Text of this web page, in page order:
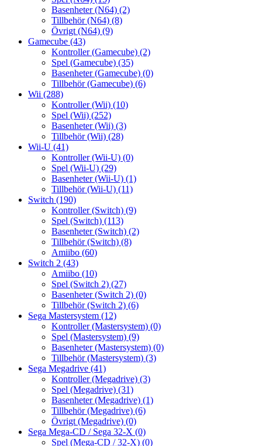
Basenheter (N64) (2)
Tillbehör (N64) (8)
Övrigt (N64) (9)
Gamecube (43)
Kontroller (Gamecube) (2)
Spel (Gamecube) (35)
Basenheter (Gamecube) (0)
Tillbehör (Gamecube) (6)
Wii (288)
Kontroller (Wii) (10)
Spel (Wii) (252)
Basenheter (Wii) (3)
Tillbehör (Wii) (28)
Wii-U (41)
Kontroller (Wii-U) (0)
Spel (Wii-U) (29)
Basenheter (Wii-U) (1)
Tillbehör (Wii-U) (11)
Switch (190)
Kontroller (Switch) (9)
Spel (Switch) (113)
Basenheter (Switch) (2)
Tillbehör (Switch) (8)
Amiibo (60)
Switch 2 (43)
Amiibo (10)
Spel (Switch 2) (27)
Basenheter (Switch 2) (0)
Tillbehör (Switch 2) (6)
Sega Mastersystem (12)
Kontroller (Mastersystem) (0)
Spel (Mastersystem) (9)
Basenheter (Mastersystem) (0)
Tillbehör (Mastersystem) (3)
Sega Megadrive (41)
Kontroller (Megadrive) (3)
Spel (Megadrive) (31)
Basenheter (Megadrive) (1)
Tillbehör (Megadrive) (6)
Övrigt (Megadrive) (0)
Sega Mega-CD / Sega 32-X (0)
Spel (Mega-CD / 32-X) (0)